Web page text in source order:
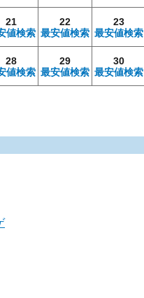
21
値検索
22
最安値検索
23
最安値検索
28
値検索
29
最安値検索
30
最安値検索